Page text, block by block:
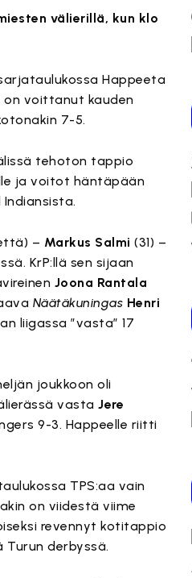
välierillä, kun klo
Happeeta
on voittanut kauden
7-5.
tehoton tappio
ja voitot häntäpään
– Markus Salmi (31) –
KrP:llä sen sijaan
Joona Rantala
Näätäkuningas Henri
liigassa ”vasta” 17
joukkoon oli
vastaJere
9-3. Happeelle riitti
TPS:aa vain
on viidestä viime
revennyt kotitappio
derbyssä.